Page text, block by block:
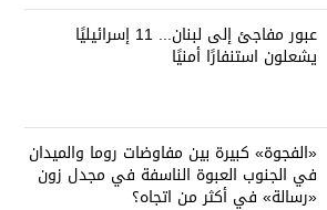
عبور مفاجئ إلى لبنان... 11 إسرائيليًا
يشعلون استنفارًا أمنيًا
«الفجوة» كبيرة بين مفاوضات روما والميدان
في الجنوب العبوة الناسفة في مجدل زون
«رسالة» في أكثر من اتجاه؟